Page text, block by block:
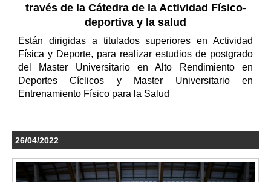
través de la Cátedra de la Actividad Físico-
deportiva y la salud
Están dirigidas a titulados superiores en Actividad
Física y Deporte, para realizar estudios de postgrado
del Master Universitario en Alto Rendimiento en
Deportes Cíclicos y Master Universitario en
Entrenamiento Físico para la Salud
26/04/2022